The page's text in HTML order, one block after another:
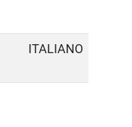
ITALIANO